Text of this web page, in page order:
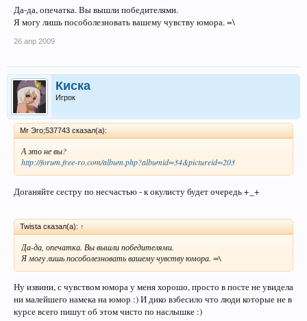
Да-да, опечатка. Вы вышли победителями.
Я могу лишь пособолезновать вашему чувству юмора. =\
26 апр 2009
Киска
Игрок
Mr Эго;537743 сказал(а):
А это не вы?
http://forum.free-ro.com/album.php?albumid=34&pictureid=203
Доганяйте сестру по несчастью - к окулисту будет очередь +_+
Twista сказал(а): ↑
Да-да, опечатка. Вы вышли победителями.
Я могу лишь пособолезновать вашему чувству юмора. =\
Ну извини, с чувством юмора у меня хорошо, просто в посте не увидела
ни малейшего намека на юмор :) И дико взбесило что люди которые не в
курсе всего пишут об этом чисто по наслышке :)